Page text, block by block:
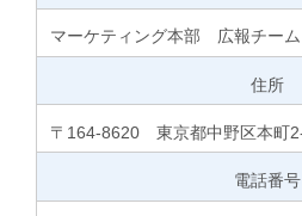
マーケティング本部 広報チーム
住所
〒164-8620 東京都中野区本町
電話番号